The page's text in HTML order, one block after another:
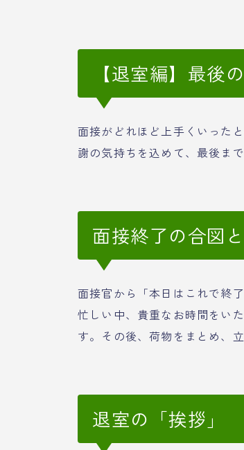
【退室編】最後
面接がどれほど上手くいった
謝の気持ちを込めて、最後ま
面接終了の合図
面接官から「本日はこれで終
忙しい中、貴重なお時間をい
す。その後、荷物をまとめ、
退室の「挨拶」